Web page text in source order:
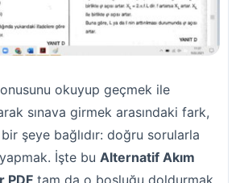
okuyup geçmek ile
sınava girmek arasındaki fark,
şeye bağlıdır: doğru sorularla
İşte bu Alternatif Akım
PDF tam da o boşluğu doldurmak